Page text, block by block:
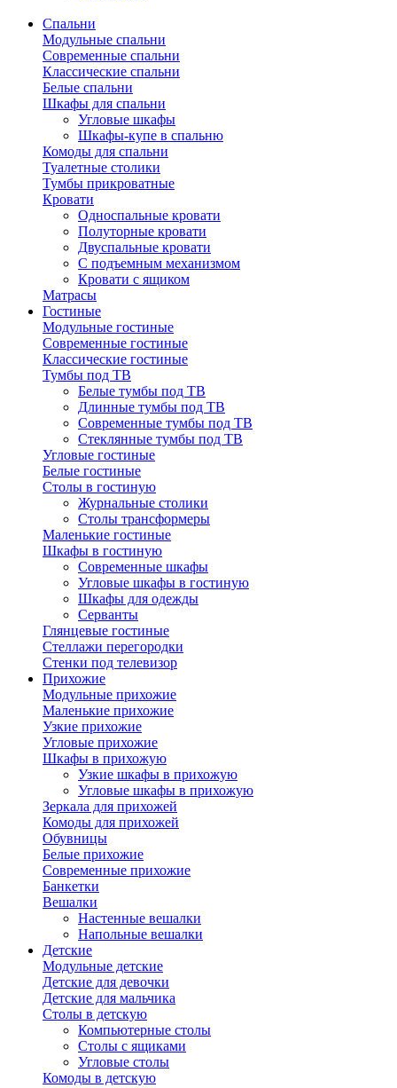
Спальни
Модульные спальни
Современные спальни
Классические спальни
Белые спальни
Шкафы для спальни
Угловые шкафы
Шкафы-купе в спальню
Комоды для спальни
Туалетные столики
Тумбы прикроватные
Кровати
Односпальные кровати
Полуторные кровати
Двуспальные кровати
С подъемным механизмом
Кровати с ящиком
Матрасы
Гостиные
Модульные гостиные
Современные гостиные
Классические гостиные
Тумбы под ТВ
Белые тумбы под ТВ
Длинные тумбы под ТВ
Современные тумбы под ТВ
Стеклянные тумбы под ТВ
Угловые гостиные
Белые гостиные
Столы в гостиную
Журнальные столики
Столы трансформеры
Маленькие гостиные
Шкафы в гостиную
Современные шкафы
Угловые шкафы в гостиную
Шкафы для одежды
Серванты
Глянцевые гостиные
Стеллажи перегородки
Стенки под телевизор
Прихожие
Модульные прихожие
Маленькие прихожие
Узкие прихожие
Угловые прихожие
Шкафы в прихожую
Узкие шкафы в прихожую
Угловые шкафы в прихожую
Зеркала для прихожей
Комоды для прихожей
Обувницы
Белые прихожие
Современные прихожие
Банкетки
Вешалки
Настенные вешалки
Напольные вешалки
Детские
Модульные детские
Детские для девочки
Детские для мальчика
Столы в детскую
Компьютерные столы
Столы с ящиками
Угловые столы
Комоды в детскую